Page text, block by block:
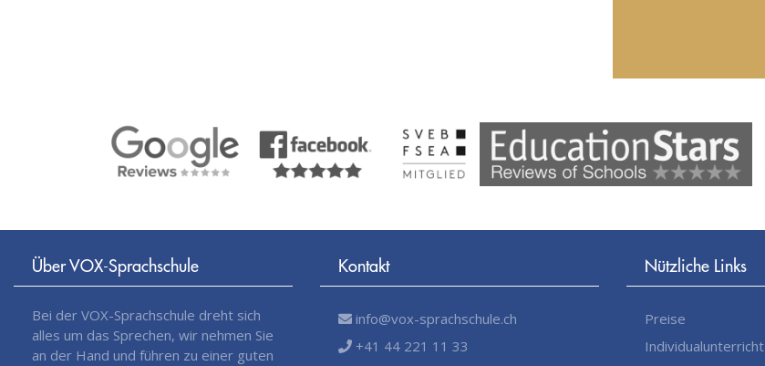
Über VOX-Sprachschule
Bei der VOX-Sprachschule dreht sich
alles um das Sprechen, wir nehmen Sie
an der Hand und führen zu einer guten
Kontakt
info@vox-sprachschule.ch
+41 44 221 11 33
Nützliche Links
Preise
Individualunterricht